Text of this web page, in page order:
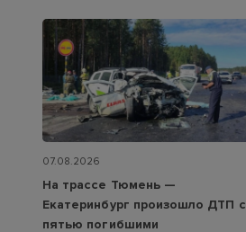
07.08.2026
На трассе Тюмень —
Екатеринбург произошло ДТП с
пятью погибшими